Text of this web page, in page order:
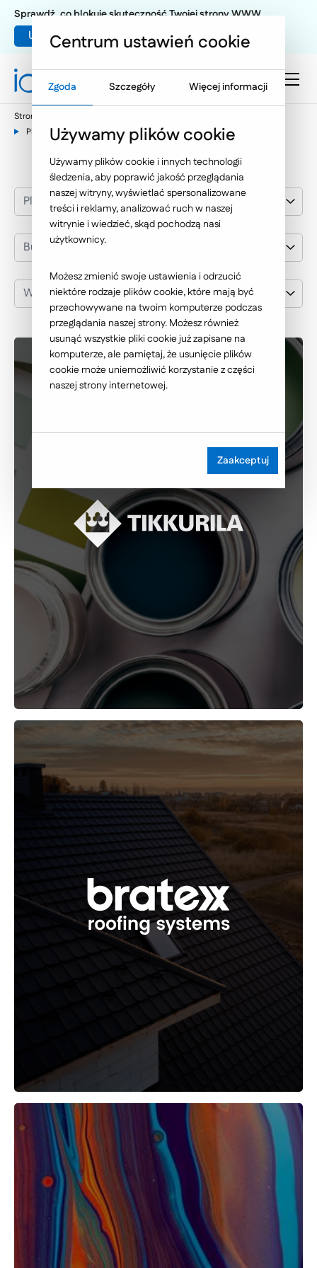
Umów warsztat UX
Sprawdź, co blokuje skuteczność Twojej strony WWW
Strona główna
Platformy sprzedażowe B2B
Budownictwo
Platformy sprzedażowe B2B
Budownictwo
Wybierz klienta
Centrum ustawień cookie
Zgoda Szczegóły Więcej informacji
Używamy plików cookie
Używamy plików cookie i innych technologii
śledzenia, aby poprawić jakość przeglądania
naszej witryny, wyświetlać spersonalizowane
treści i reklamy, analizować ruch w naszej
witrynie i wiedzieć, skąd pochodzą nasi
użytkownicy.
Możesz zmienić swoje ustawienia i odrzucić
niektóre rodzaje plików cookie, które mają być
przechowywane na twoim komputerze podczas
przeglądania naszej strony. Możesz również
usunąć wszystkie pliki cookie już zapisane na
komputerze, ale pamiętaj, że usunięcie plików
cookie może uniemożliwić korzystanie z części
naszej strony internetowej.
Zaakceptuj